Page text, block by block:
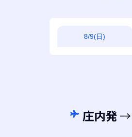
8/9(日)
庄内発 →